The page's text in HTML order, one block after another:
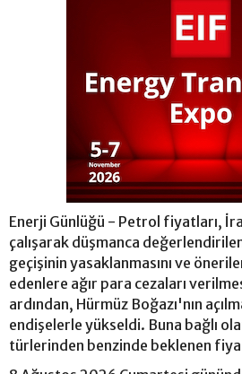
Enerji Günlüğü - Petrol fiyatları,
çalışarak düşmanca
geçişinin yasaklanmasını ve
edenlere ağır para cezaları
ardından, Hürmüz Boğazı'nın
endişelerle yükseldi. Buna bağlı
türlerinden benzinde beklenen